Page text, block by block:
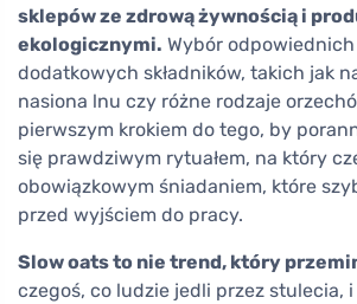
sklepów ze zdrową żywnością i
ekologicznymi. Wybór odpowiednich
dodatkowych składników, takich jak
nasiona lnu czy różne rodzaje
pierwszym krokiem do tego, by
się prawdziwym rytuałem, na który
obowiązkowym śniadaniem, które
przed wyjściem do pracy.
Slow oats to nie trend, który
czegoś, co ludzie jedli przez stulecia,